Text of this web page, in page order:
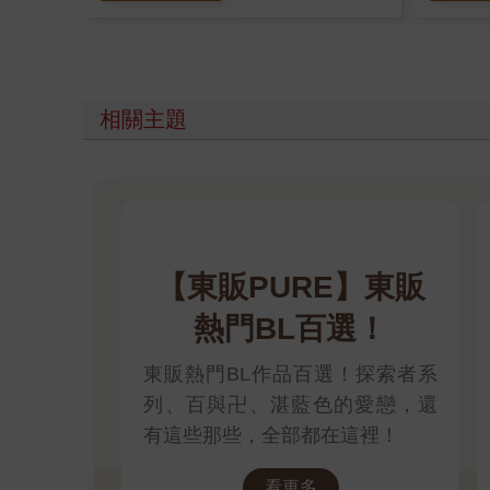
相關主題
【東販PURE】東販
熱門BL百選！
東販熱門BL作品百選！探索者系
列、百與卍、湛藍色的愛戀，還
有這些那些，全部都在這裡！